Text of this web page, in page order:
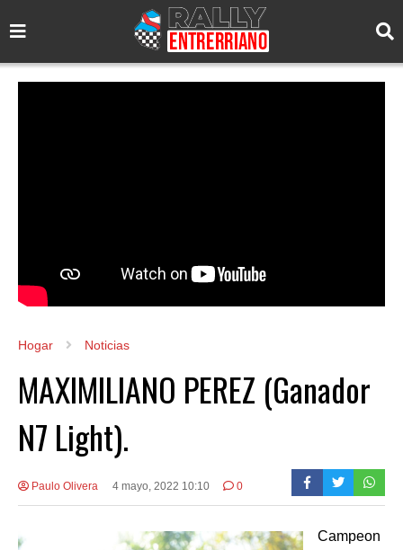
Hogar Noticias
MAXIMILIANO PEREZ (Ganador
N7 Light).
Paulo Olivera 4 mayo, 2022 10:10 0
Campeon